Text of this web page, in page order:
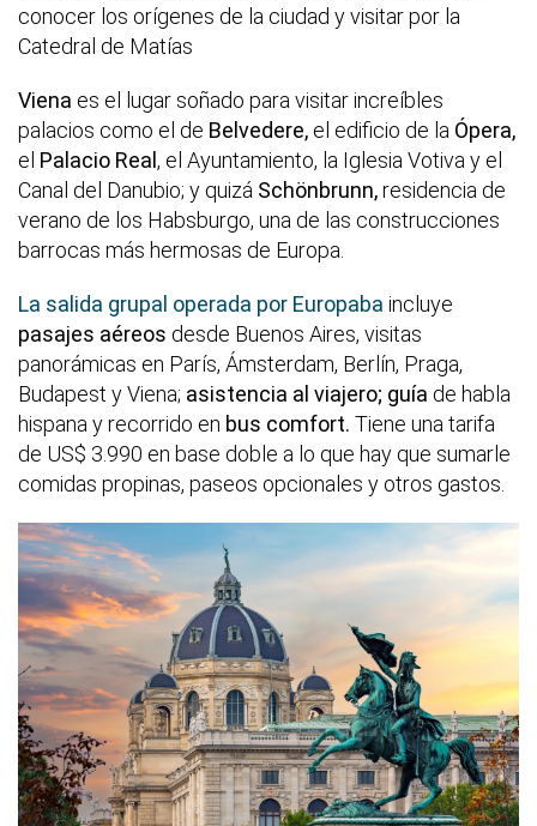
conocer los orígenes de la ciudad y visitar por la
Catedral de Matías
Viena es el lugar soñado para visitar increíbles
palacios como el de Belvedere, el edificio de la Ópera,
el Palacio Real , el Ayuntamiento, la Iglesia Votiva y el
Canal del Danubio; y quizá Schönbrunn,residencia de
verano de los Habsburgo, una de las construcciones
barrocas más hermosas de Europa.
La salida grupal operada por Europaba incluye
pasajes aéreos desde Buenos Aires, visitas
panorámicas en París, Ámsterdam, Berlín, Praga,
Budapest y Viena; asistencia al viajero; guía de habla
hispana y recorrido en bus comfort. Tiene una tarifa
de US$ 3.990 en base doble a lo que hay que sumarle
comidas propinas, paseos opcionales y otros gastos.